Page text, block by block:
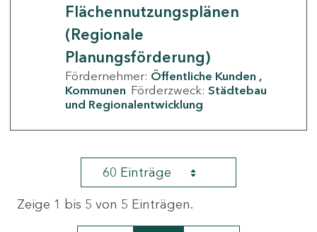
Flächennutzungsplänen
(Regionale
Planungsförderung)
Fördernehmer: Öffentliche Kunden
Kommunen Förderzweck: Städtebau
und Regionalentwicklung
60 Einträge
Zeige 1 bis 5 von 5 Einträgen.